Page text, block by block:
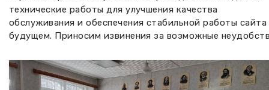
технические работы для улучшения качества
обслуживания и обеспечения стабильной работы сайта
будущем. Приносим извинения за возможные